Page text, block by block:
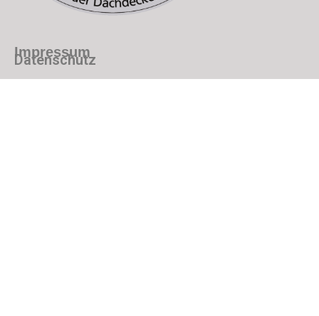
Impressum
Datenschutz